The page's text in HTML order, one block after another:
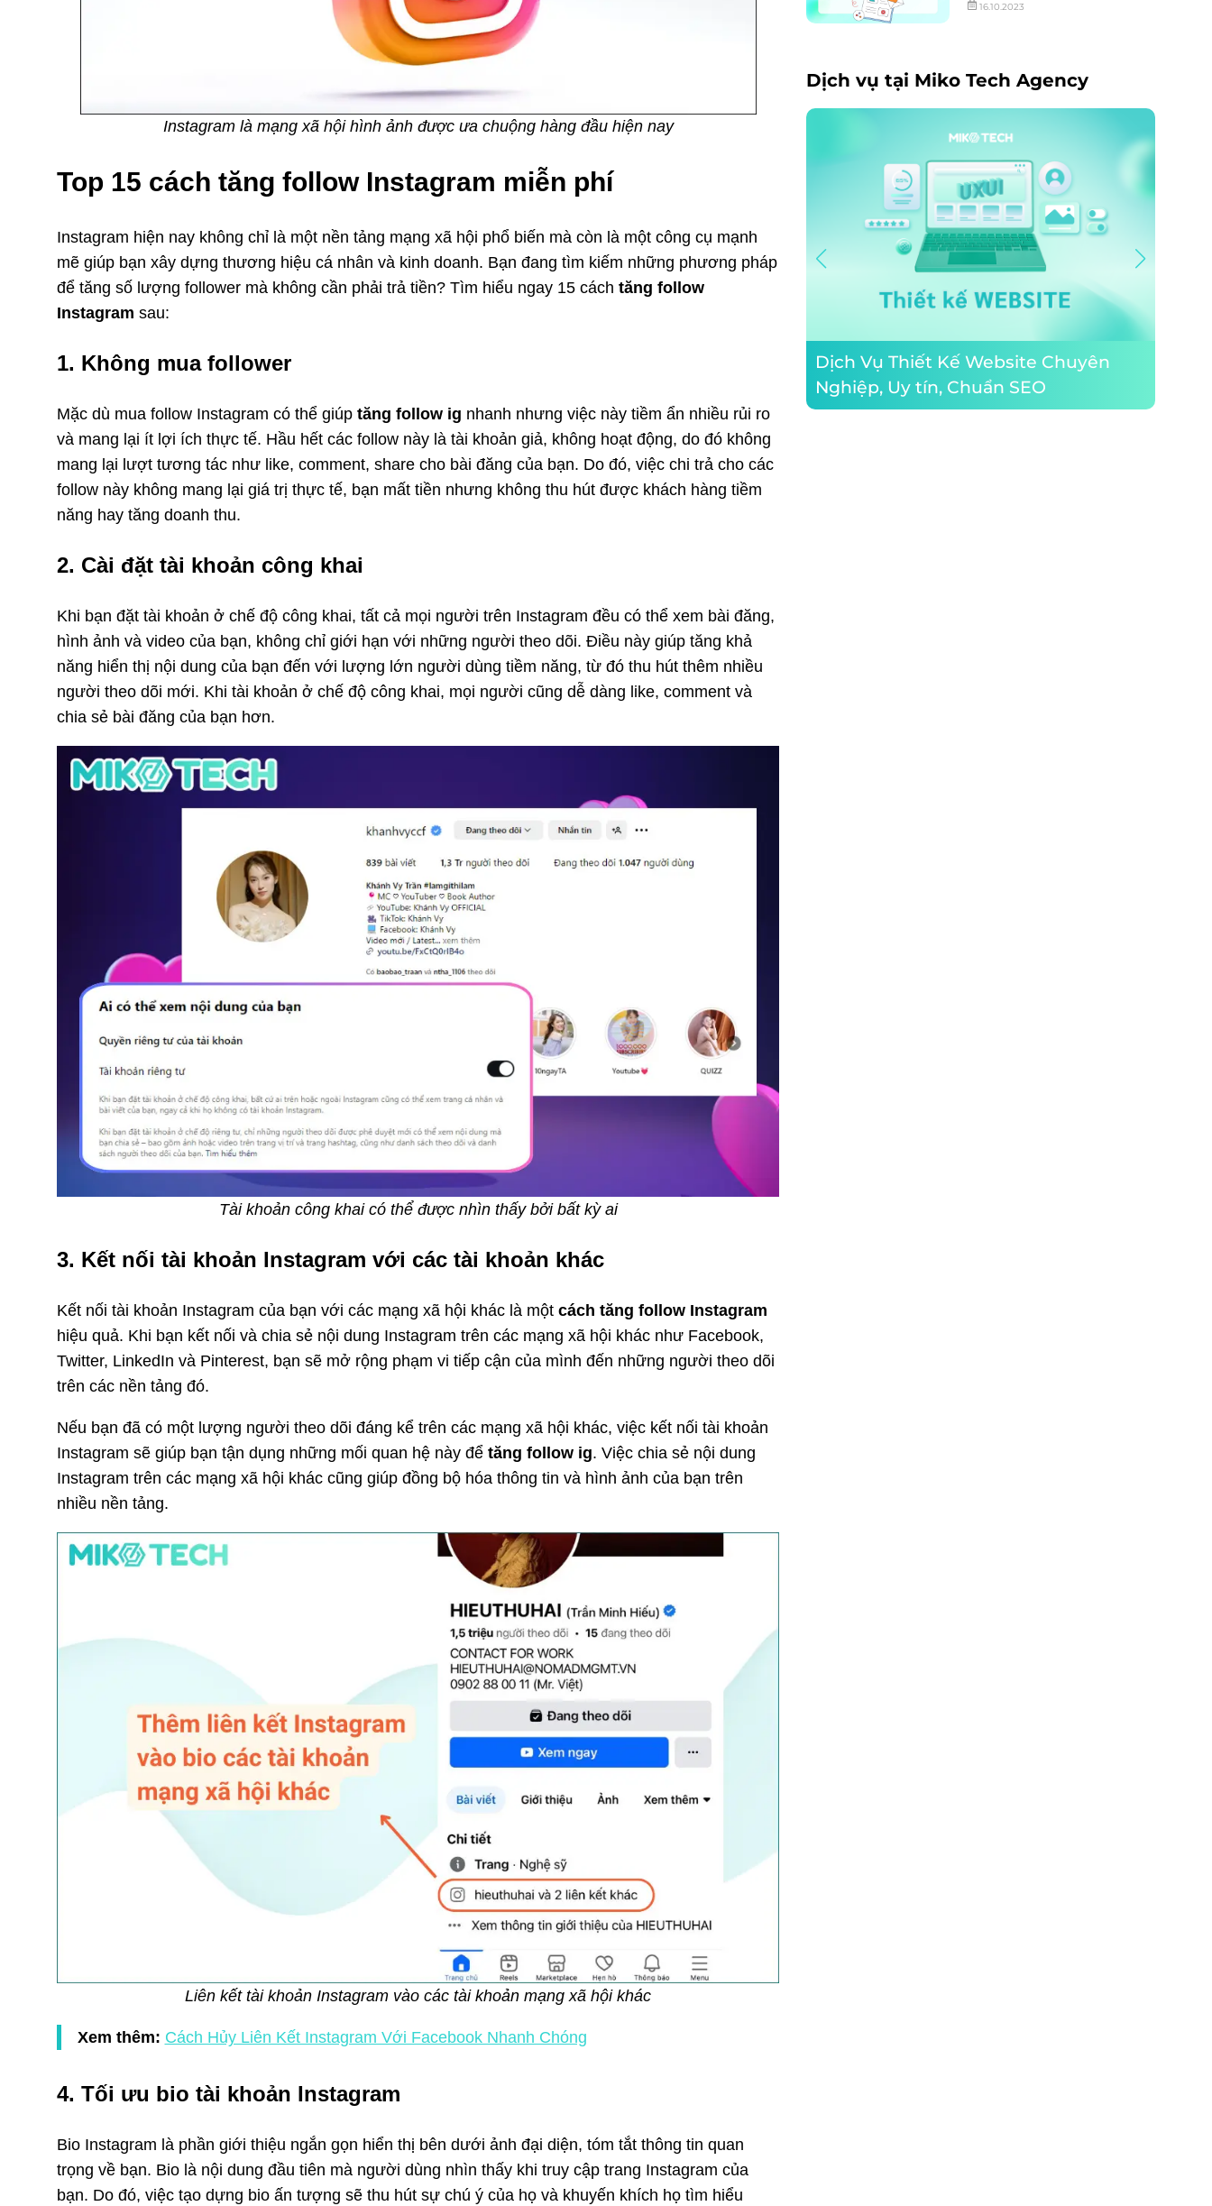
Instagram là mạng xã hội hình ảnh được ưa chuộng hàng đầu hiện nay
Top 15 cách tăng follow Instagram miễn phí
Instagram hiện nay không chỉ là một nền tảng mạng xã hội phổ biến mà còn là một công cụ mạnh
mẽ giúp bạn xây dựng thương hiệu cá nhân và kinh doanh. Bạn đang tìm kiếm những phương pháp
để tăng số lượng follower mà không cần phải trả tiền? Tìm hiểu ngay 15 cách tăng follow
Instagram sau:
1. Không mua follower
Mặc dù mua follow Instagram có thể giúp tăng follow ig nhanh nhưng việc này tiềm ẩn nhiều rủi ro
và mang lại ít lợi ích thực tế. Hầu hết các follow này là tài khoản giả, không hoạt động, do đó không
mang lại lượt tương tác như like, comment, share cho bài đăng của bạn. Do đó, việc chi trả cho các
follow này không mang lại giá trị thực tế, bạn mất tiền nhưng không thu hút được khách hàng tiềm
năng hay tăng doanh thu.
2. Cài đặt tài khoản công khai
Khi bạn đặt tài khoản ở chế độ công khai, tất cả mọi người trên Instagram đều có thể xem bài đăng,
hình ảnh và video của bạn, không chỉ giới hạn với những người theo dõi. Điều này giúp tăng khả
năng hiển thị nội dung của bạn đến với lượng lớn người dùng tiềm năng, từ đó thu hút thêm nhiều
người theo dõi mới. Khi tài khoản ở chế độ công khai, mọi người cũng dễ dàng like, comment và
chia sẻ bài đăng của bạn hơn.
Tài khoản công khai có thể được nhìn thấy bởi bất kỳ ai
3. Kết nối tài khoản Instagram với các tài khoản khác
Kết nối tài khoản Instagram của bạn với các mạng xã hội khác là một cách tăng follow Instagram
hiệu quả. Khi bạn kết nối và chia sẻ nội dung Instagram trên các mạng xã hội khác như Facebook,
Twitter, LinkedIn và Pinterest, bạn sẽ mở rộng phạm vi tiếp cận của mình đến những người theo dõi
trên các nền tảng đó.
Nếu bạn đã có một lượng người theo dõi đáng kể trên các mạng xã hội khác, việc kết nối tài khoản
Instagram sẽ giúp bạn tận dụng những mối quan hệ này để tăng follow ig. Việc chia sẻ nội dung
Instagram trên các mạng xã hội khác cũng giúp đồng bộ hóa thông tin và hình ảnh của bạn trên
nhiều nền tảng.
Liên kết tài khoản Instagram vào các tài khoản mạng xã hội khác
Xem thêm: Cách Hủy Liên Kết Instagram Với Facebook Nhanh Chóng
4. Tối ưu bio tài khoản Instagram
Bio Instagram là phần giới thiệu ngắn gọn hiển thị bên dưới ảnh đại diện, tóm tắt thông tin quan
trọng về bạn. Bio là nội dung đầu tiên mà người dùng nhìn thấy khi truy cập trang Instagram của
bạn. Do đó, việc tạo dựng bio ấn tượng sẽ thu hút sự chú ý của họ và khuyến khích họ tìm hiểu
16.10.2023
Dịch vụ tại Miko Tech Agency
Dịch Vụ Thiết Kế Website Chuyên
Nghiệp, Uy tín, Chuẩn SEO